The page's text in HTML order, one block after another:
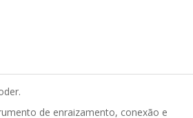
de enraizamento, conexão e